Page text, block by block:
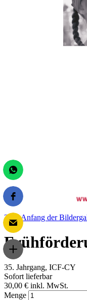
Zum Anfang der
35. Jahrgang, ICF-CY
Sofort lieferbar
30,00 € inkl. MwSt.
Menge